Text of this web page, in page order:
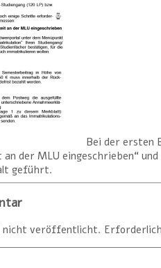
Bei der ersten
der MLU eingeschrieben“
geführt.
nicht veröffentlicht.